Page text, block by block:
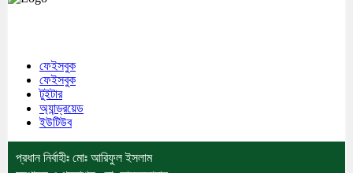
ফেইসবুক
ফেইসবুক
টুইটার
অ্যান্ড্রয়েড
ইউটিউব
প্রধান নির্বাহীঃ মোঃ আরিফুল ইসলাম